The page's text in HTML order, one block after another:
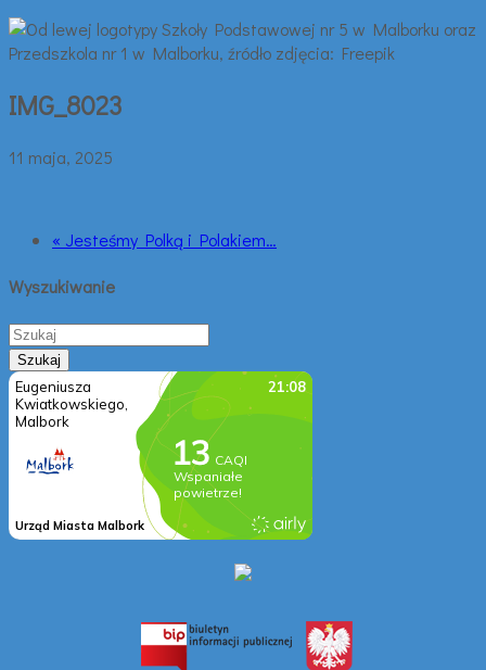
IMG_8023
11 maja, 2025
« Jesteśmy Polką i Polakiem…
Wyszukiwanie